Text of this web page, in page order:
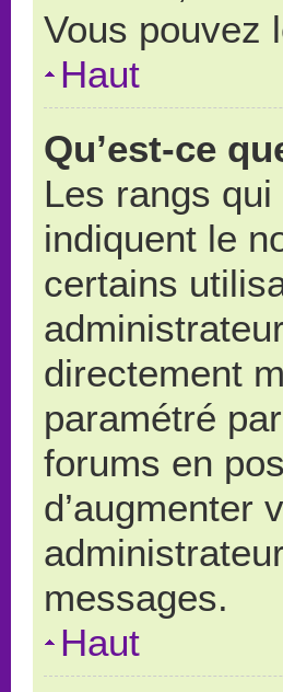
Vous pouvez
Haut
Qu’est-ce
Les rangs
indiquent le
certains
directement
paramétré
forums en
d’augmenter
messages.
Haut